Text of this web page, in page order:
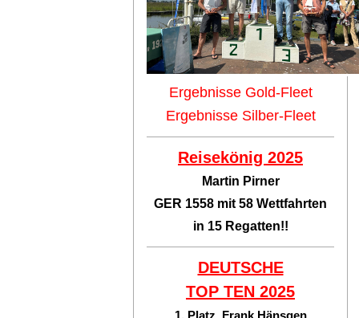
Ergebnisse Gold-Fleet
Ergebnisse Silber-Fleet
Reisekönig 2025
Martin Pirner
GER 1558 mit 58 Wettfahrten
in 15 Regatten!!
DEUTSCHE
TOP TEN 2025
1. Platz Frank Hänsgen